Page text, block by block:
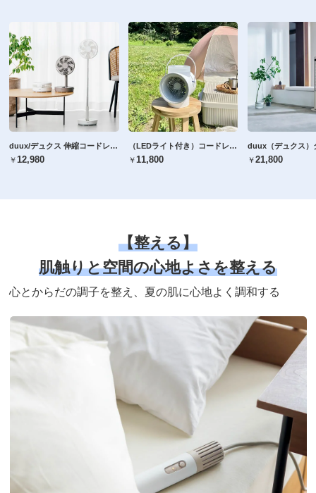
duux/デュクス 伸縮コードレスファン ディノス55周年記念モデル
￥12,980
（LEDライト付き）コードレス ミストファン／冷風扇
￥11,800 ￥21,800
【整える】
肌触りと空間の心地よさを整える
心とからだの調子を整え、夏の肌に心地よく調和する